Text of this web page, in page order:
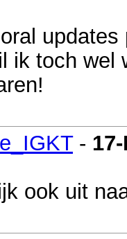
ik toch
-
ook uit